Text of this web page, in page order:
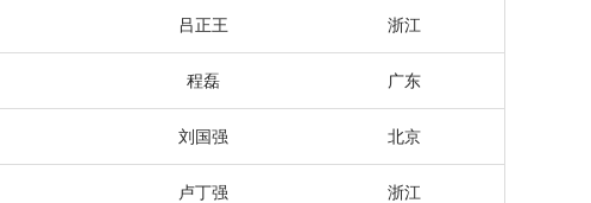
吕正王 浙江
程磊 广东
刘国强 北京
卢丁强 浙江